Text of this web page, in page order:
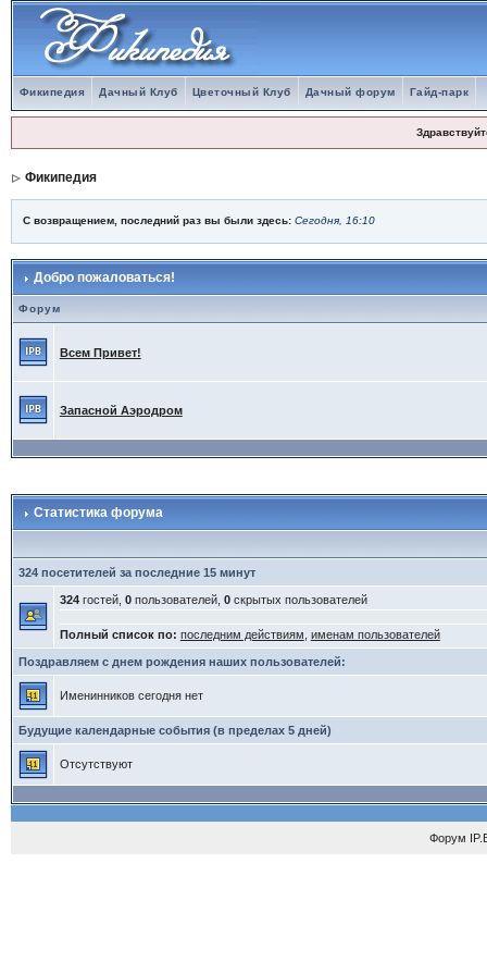
Фикипедия Дачный Клуб Цветочный Клуб Дачный форум Гайд-парк
Фикипедия
С возвращением, последний раз вы были здесь: Сегодня, 16:10
Добро пожаловаться!
Форум
Всем Привет!
Запасной Аэродром
Статистика форума
324 посетителей за последние 15 минут
324гостей, 0пользователей, 0скрытых пользователей
Полный список по: последним действиям именам пользователей
Поздравляем с днем рождения наших пользователей:
Именинников сегодня нет
Будущие календарные события (в пределах 5 дней)
Отсутствуют
Форум